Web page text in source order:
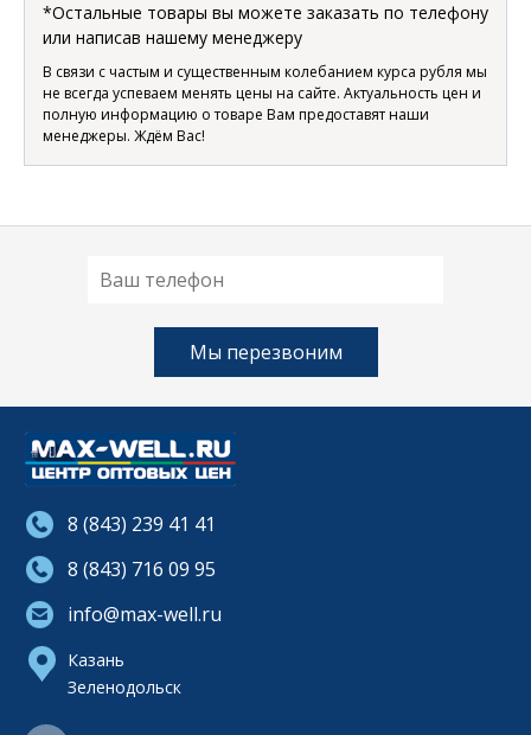
*Остальные товары вы можете заказать по телефону
или написав нашему менеджеру
В связи с частым и существенным колебанием курса рубля мы
не всегда успеваем менять цены на сайте. Актуальность цен и
полную информацию о товаре Вам предоставят наши
менеджеры. Ждём Вас!
8 (843) 239 41 41
8 (843) 716 09 95
info@max-well.ru
Казань
Зеленодольск